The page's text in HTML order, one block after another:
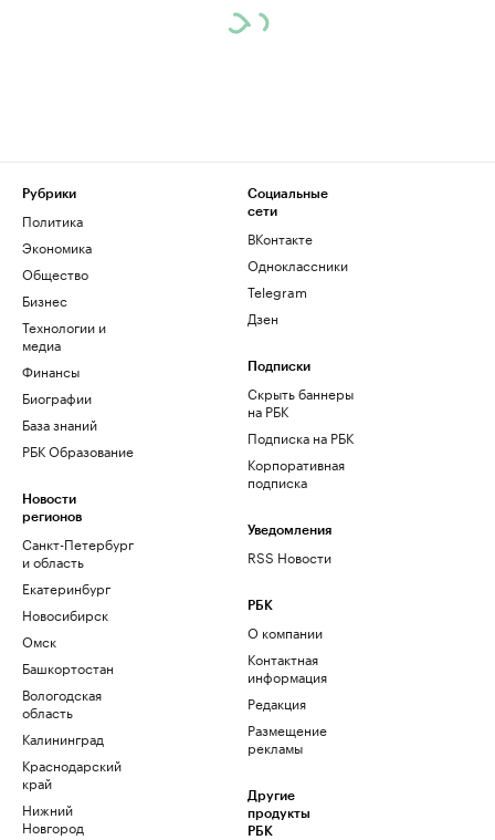
Рубрики
Политика
Экономика
Общество
Бизнес
Технологии и
медиа
Финансы
Биографии
База знаний
РБК Образование
Новости
регионов
Санкт-Петербург
и область
Екатеринбург
Новосибирск
Омск
Башкортостан
Вологодская
область
Калининград
Краснодарский
край
Нижний
Новгород
Социальные
сети
ВКонтакте
Одноклассники
Telegram
Дзен
Подписки
Скрыть баннеры
на РБК
Подписка на РБК
Корпоративная
подписка
Уведомления
RSS Новости
РБК
О компании
Контактная
информация
Редакция
Размещение
рекламы
Другие
продукты
РБК